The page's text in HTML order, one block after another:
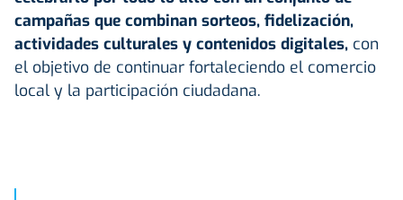
campañas que combinan sorteos, fidelización,
actividades culturales y contenidos digitales, con
el objetivo de continuar fortaleciendo el comercio
local y la participación ciudadana.